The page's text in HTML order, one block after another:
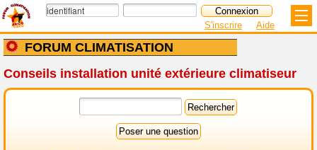
FORUM CLIMATISATION
S'inscrire Aide
Conseils installation unité extérieure climatiseur